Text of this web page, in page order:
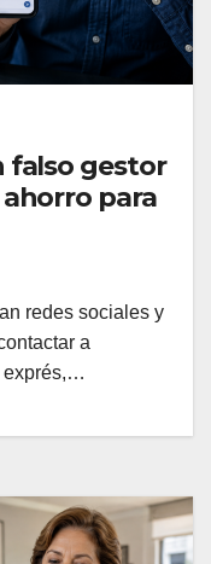
falso gestor
para
redes sociales y
a
exprés,…